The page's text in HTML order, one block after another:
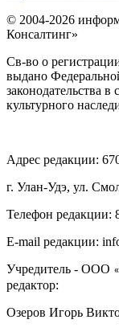
© 2004-2026
Консалтинг»
Св-во о
выдано
законодательства
культурного
Адрес редакции:
г. Улан-Удэ, ул.
Телефон редакции:
E-mail редакции:
Учредитель - ООО «
редактор:
Озеров Игорь